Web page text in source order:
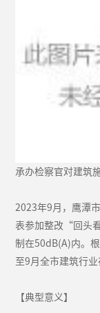
承办检察官对建筑
2023年9月，鹰潭
表参加整改“回头
制在50dB(A)内。
至9月全市建筑行
【典型意义】